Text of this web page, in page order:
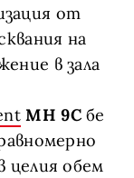
от
на
в зала
MH 9Cбе
целия обем